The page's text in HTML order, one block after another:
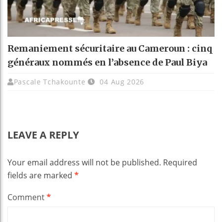
Remaniement sécuritaire au Cameroun : cinq
généraux nommés en l’absence de Paul Biya
Pascale Tchakounte 04 Aug 2026
LEAVE A REPLY
Your email address will not be published. Required
fields are marked *
Comment*